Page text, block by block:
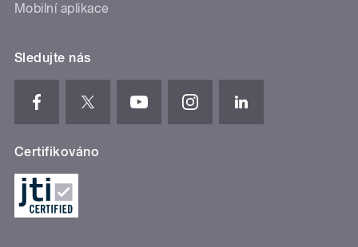
Mobilní aplikace
Sledujte nás
Certifikováno